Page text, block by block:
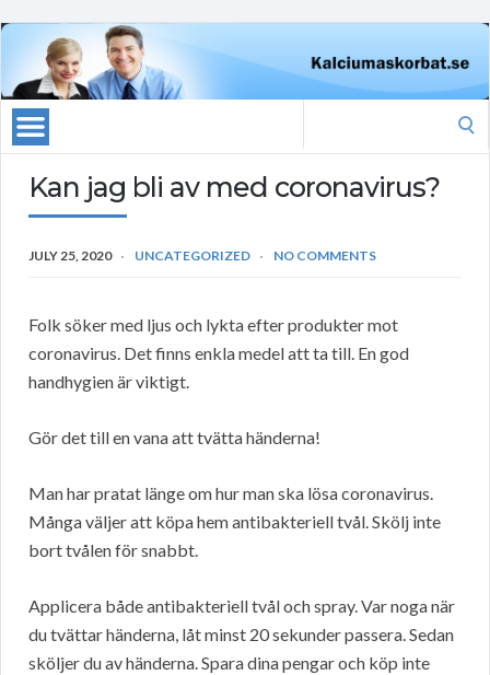
Kan jag bli av med coronavirus?
JULY 25, 2020 UNCATEGORIZED NO COMMENTS
Folk söker med ljus och lykta efter produkter mot
coronavirus. Det finns enkla medel att ta till. En god
handhygien är viktigt.
Gör det till en vana att tvätta händerna!
Man har pratat länge om hur man ska lösa coronavirus.
Många väljer att köpa hem antibakteriell tvål. Skölj inte
bort tvålen för snabbt.
Applicera både antibakteriell tvål och spray. Var noga när
du tvättar händerna, låt minst 20 sekunder passera. Sedan
sköljer du av händerna. Spara dina pengar och köp inte